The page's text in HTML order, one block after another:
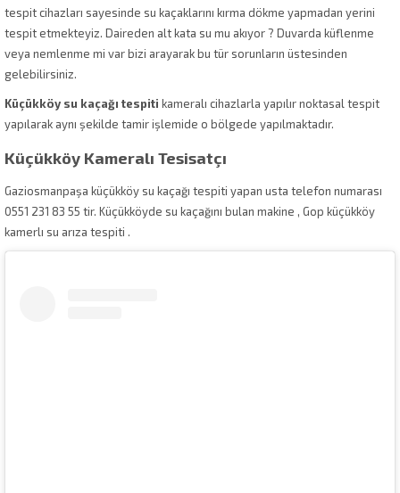
tespit cihazları sayesinde su kaçaklarını kırma dökme yapmadan yerini
tespit etmekteyiz. Daireden alt kata su mu akıyor ? Duvarda küflenme
veya nemlenme mi var bizi arayarak bu tür sorunların üstesinden
gelebilirsiniz.
Küçükköy su kaçağı tespiti kameralı cihazlarla yapılır noktasal tespit
yapılarak aynı şekilde tamir işlemide o bölgede yapılmaktadır.
Küçükköy Kameralı Tesisatçı
Gaziosmanpaşa küçükköy su kaçağı tespiti yapan usta telefon numarası
0551 231 83 55 tir. Küçükköyde su kaçağını bulan makine , Gop küçükköy
kamerlı su arıza tespiti .